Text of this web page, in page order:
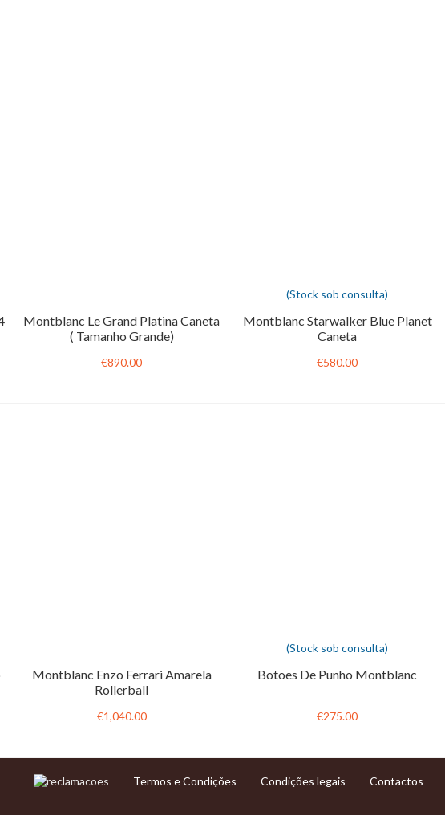
Montblanc Le Grand Platina Caneta
( Tamanho Grande)
€890.00
(Stock sob consulta)
Montblanc Starwalker Blue Planet
Caneta
€580.00
Montblanc Enzo Ferrari Amarela
Rollerball
€1,040.00
(Stock sob consulta)
Botoes De Punho Montblanc
€275.00
Termos e Condições Condições legais Contactos